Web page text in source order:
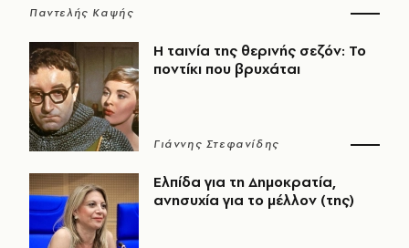
Παντελής Καψής
Η ταινία της θερινής σεζόν: Το
ποντίκι που βρυχάται
Γιάννης Στεφανίδης
Ελπίδα για τη Δημοκρατία,
ανησυχία για το μέλλον (της)